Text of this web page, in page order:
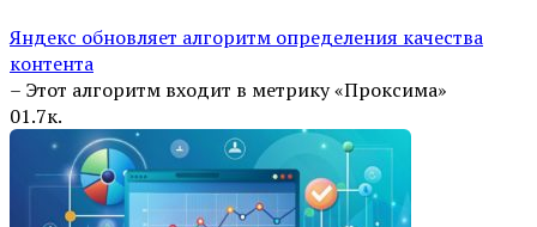
Яндекс обновляет алгоритм определения качества
контента
– Этот алгоритм входит в метрику «Проксима»
01.7к.